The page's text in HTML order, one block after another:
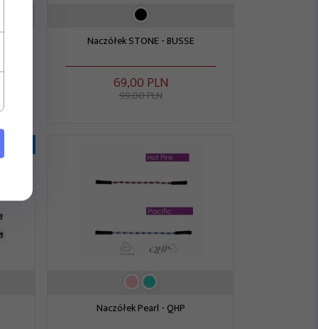
Naczółek STONE - BUSSE
69,00 PLN
99,00 PLN
Naczółek Pearl - QHP